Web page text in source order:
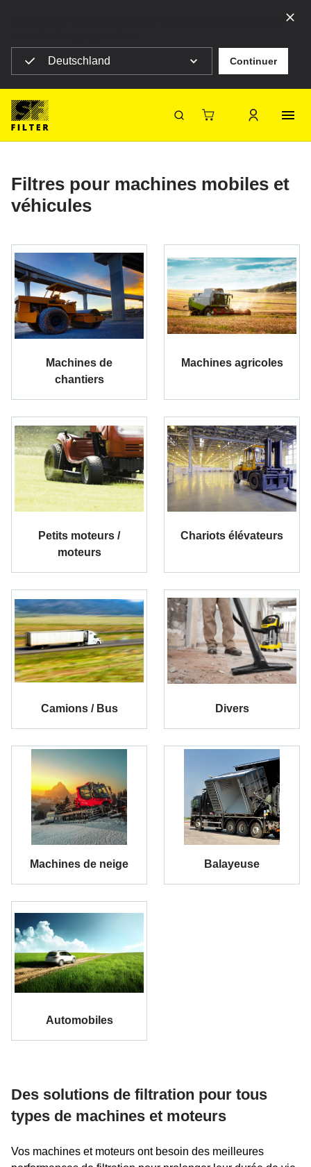
Deutschland Continuer
SF-Filter
SF Filter Homepage
Filtres mobiles
Filtres pour machines mobiles et
véhicules
Machines de
chantiers
Machines agricoles
Petits moteurs /
moteurs
Chariots élévateurs
Camions / Bus Divers
Machines de neige Balayeuse
Automobiles
Des solutions de filtration pour tous
types de machines et moteurs
Vos machines et moteurs ont besoin des meilleures